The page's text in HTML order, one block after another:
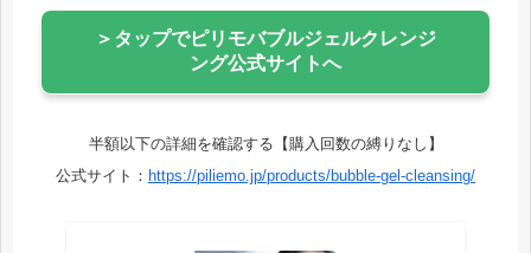
＞タップでピリモバブルジェルクレンジ
ング公式サイトへ
半額以下の詳細を確認する【購入回数の縛りなし】
公式サイト： https://piliemo.jp/products/bubble-gel-cleansing/